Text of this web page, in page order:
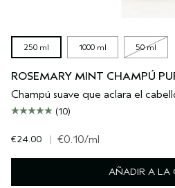
250 ml 1000 ml 50 ml
ROSEMARY MINT CHAMPÚ
Champú suave que aclara el
(10)
€24.00 | €0.10/ml
AÑADIR A LA